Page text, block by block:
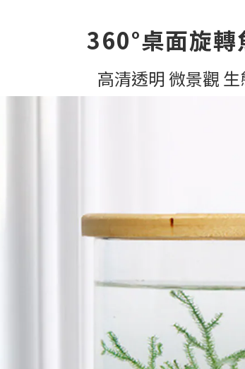
360°桌面旋轉
高清透明 微景觀